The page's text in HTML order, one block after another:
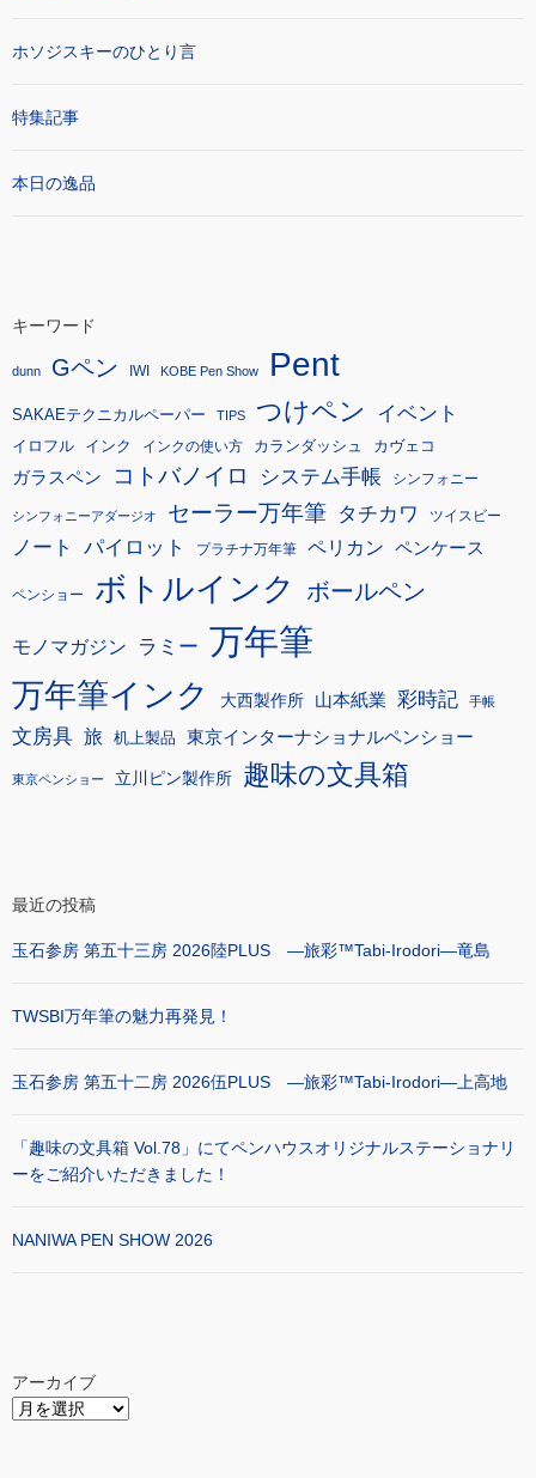
ホソジスキーのひとり言
特集記事
本日の逸品
キーワード
dunn Gペン IWI KOBE Pen Show Pent
SAKAEテクニカルペーパー TIPS つけペン イベント
イロフル インク インクの使い方 カランダッシュ カヴェコ
ガラスペン コトバノイロ システム手帳 シンフォニー
シンフォニーアダージオ セーラー万年筆 タチカワ ツイスビー
ノート パイロット プラチナ万年筆 ペリカン ペンケース
ペンショー ボトルインク ボールペン
モノマガジン ラミー 万年筆
万年筆インク 大西製作所 山本紙業 彩時記 手帳
文房具 旅 机上製品 東京インターナショナルペンショー
東京ペンショー 立川ピン製作所 趣味の文具箱
最近の投稿
玉石参房 第五十三房 2026陸PLUS ―旅彩™Tabi-Irodori―竜島
TWSBI万年筆の魅力再発見！
玉石参房 第五十二房 2026伍PLUS ―旅彩™Tabi-Irodori―上高地
「趣味の文具箱 Vol.78」にてペンハウスオリジナルステーショナリ
ーをご紹介いただきました！
NANIWA PEN SHOW 2026
アーカイブ